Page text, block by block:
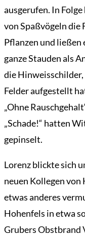
ausgerufen. In
von Spaßvögeln die
Pflanzen und ließen
ganze Stauden als
die
Felder aufgestellt
„Ohne
„Schade!“ hatten
gepinselt.
Lorenz blickte sich
neuen Kollegen von
etwas anderes
Hohenfels in etwa
Grubers Obstbrand